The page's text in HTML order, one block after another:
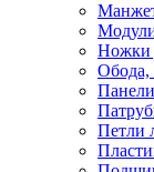
Ножки
Обода,
Петли